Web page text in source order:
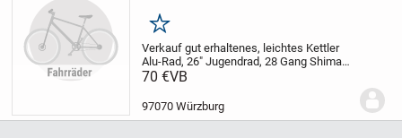
Merken
Verkauf gut erhaltenes, leichtes Kettler
Alu-Rad, 26" Jugendrad, 28 Gang Shimano
Schaltung
70 €VB
97070 Würzburg